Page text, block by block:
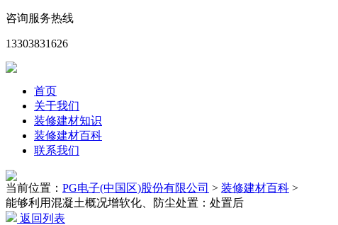
咨询服务热线
13303831626
首页
关于我们
装修建材知识
装修建材百科
联系我们
当前位置： PG电子(中国区)股份有限公司 > 装修建材百科 >
能够利用混凝土概况增软化、防尘处置：处置后
返回列表